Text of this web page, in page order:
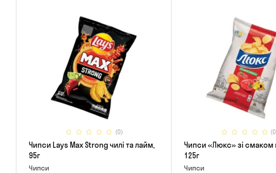
(0)
Чипси Lays Max Strong чилі та лайм,
95г
Чипси
Чипси «Люкс» зі смаком
125г
Чипси